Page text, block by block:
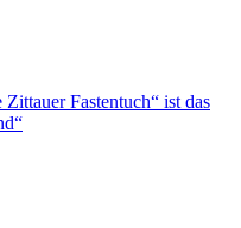
Fastentuch“ ist das